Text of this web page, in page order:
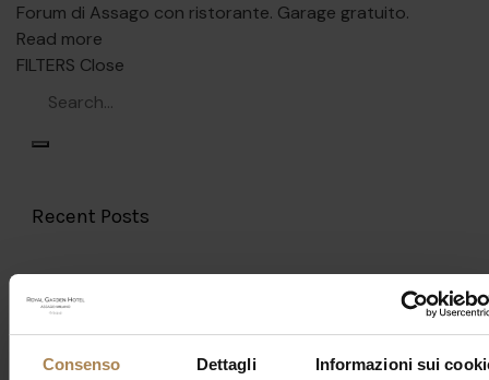
Consenso Dettagli Informazioni sui
Forum di Assago con ristorante. Garage gratuito.
Read more
FILTERS Close
Recent Posts